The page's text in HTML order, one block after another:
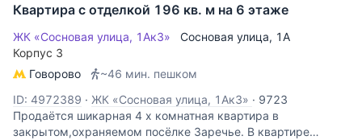
Квартира с отделкой 196 кв. м на 6 этаже
ЖК «Сосновая улица, 1Ак3» Сосновая улица, 1А
Корпус 3
Говорово
~46 мин. пешком
ID: 4972389 · ЖК «Сосновая улица, 1Ак3» · 9723
Продаётся шикарная 4 х комнатная квартира в
закрытом,охраняемом посёлке Заречье. В квартире